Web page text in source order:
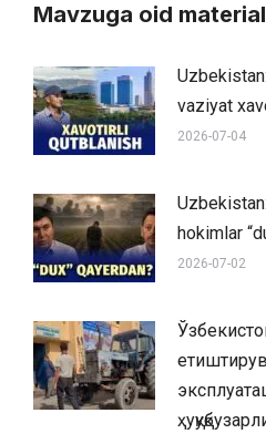
Mavzuga oid
vaziyat
2026-07-04
hokimlar
2026-07-02